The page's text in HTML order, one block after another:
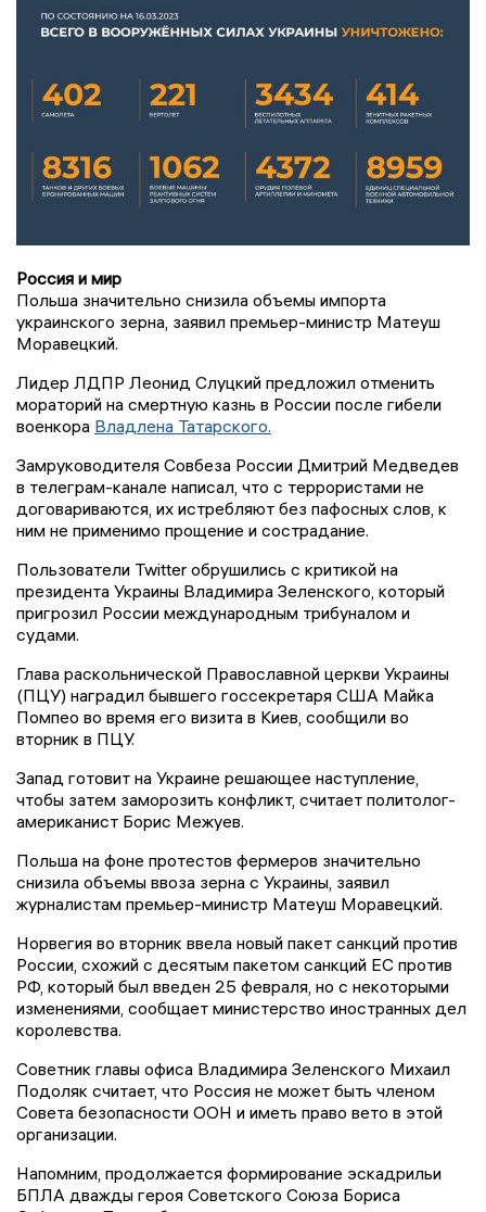
Россия и мир
Польша значительно снизила объемы импорта
украинского зерна, заявил премьер-министр Матеуш
Моравецкий.
Лидер ЛДПР Леонид Слуцкий предложил отменить
мораторий на смертную казнь в России после гибели
военкора Владлена Татарского.
Замруководителя Совбеза России Дмитрий Медведев
в телеграм-канале написал, что с террористами не
договариваются, их истребляют без пафосных слов, к
ним не применимо прощение и сострадание.
Пользователи Twitter обрушились с критикой на
президента Украины Владимира Зеленского, который
пригрозил России международным трибуналом и
судами.
Глава раскольнической Православной церкви Украины
(ПЦУ) наградил бывшего госсекретаря США Майка
Помпео во время его визита в Киев, сообщили во
вторник в ПЦУ.
Запад готовит на Украине решающее наступление,
чтобы затем заморозить конфликт, считает политолог-
американист Борис Межуев.
Польша на фоне протестов фермеров значительно
снизила объемы ввоза зерна c Украины, заявил
журналистам премьер-министр Матеуш Моравецкий.
Норвегия во вторник ввела новый пакет санкций против
России, схожий с десятым пакетом санкций ЕС против
РФ, который был введен 25 февраля, но с некоторыми
изменениями, сообщает министерство иностранных дел
королевства.
Советник главы офиса Владимира Зеленского Михаил
Подоляк считает, что Россия не может быть членом
Совета безопасности ООН и иметь право вето в этой
организации.
Напомним, продолжается формирование эскадрильи
БПЛА дважды героя Советского Союза Бориса